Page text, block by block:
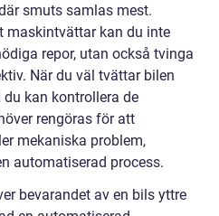
smuts samlas mest.
maskintvättar kan du inte
repor, utan också tvinga
När du väl tvättar bilen
kan kontrollera de
rengöras för att
mekaniska problem,
automatiserad process.
bevarandet av en bils yttre